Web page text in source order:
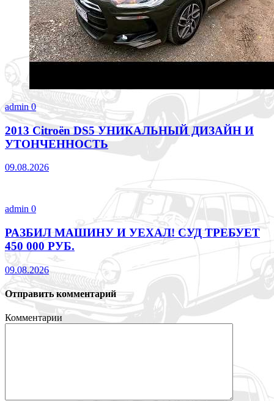
admin0
2013 Citroën DS5 УНИКАЛЬНЫЙ ДИЗАЙН И
УТОНЧЕННОСТЬ
09.08.2026
admin 0
РАЗБИЛ МАШИНУ И УЕХАЛ! СУД ТРЕБУЕТ
450 000 РУБ.
09.08.2026
Отправить комментарий
Комментарии